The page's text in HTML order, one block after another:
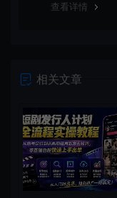
查看详情
相关文章